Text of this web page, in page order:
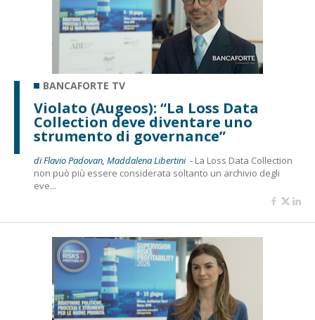
BANCAFORTE TV
Violato (Augeos): “La Loss Data
Collection deve diventare uno
strumento di governance”
di Flavio Padovan, Maddalena Libertini - La Loss Data Collection
non può più essere considerata soltanto un archivio degli
eve...